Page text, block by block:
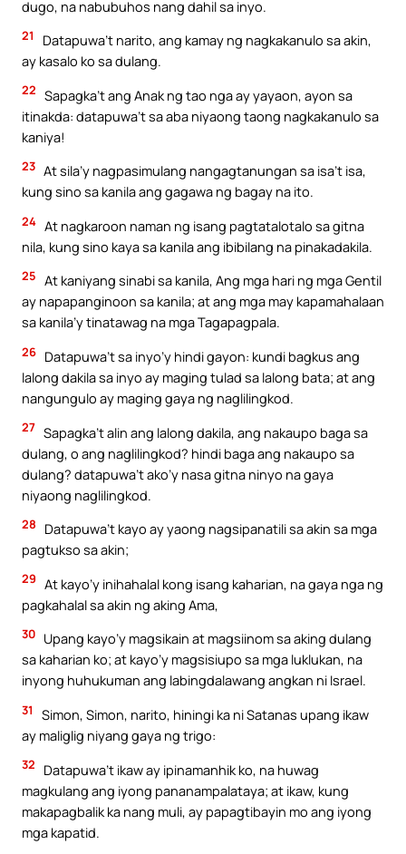
dugo, na nabubuhos nang dahil sa inyo.
21
Datapuwa’t narito, ang kamay ng nagkakanulo sa akin,
ay kasalo ko sa dulang.
22 Sapagka’t ang Anak ng tao nga ay yayaon, ayon sa
itinakda: datapuwa’t sa aba niyaong taong nagkakanulo sa
kaniya!
23 At sila’y nagpasimulang nangagtanungan sa isa’t isa,
kung sino sa kanila ang gagawa ng bagay na ito.
24 At nagkaroon naman ng isang pagtatalotalo sa gitna
nila, kung sino kaya sa kanila ang ibibilang na pinakadakila.
25 At kaniyang sinabi sa kanila, Ang mga hari ng mga Gentil
ay napapanginoon sa kanila; at ang mga may kapamahalaan
sa kanila’y tinatawag na mga Tagapagpala.
26 Datapuwa’t sa inyo’y hindi gayon: kundi bagkus ang
lalong dakila sa inyo ay maging tulad sa lalong bata; at ang
nangungulo ay maging gaya ng naglilingkod.
27 Sapagka’t alin ang lalong dakila, ang nakaupo baga sa
dulang, o ang naglilingkod? hindi baga ang nakaupo sa
dulang? datapuwa’t ako’y nasa gitna ninyo na gaya
niyaong naglilingkod.
28
Datapuwa’t kayo ay yaong nagsipanatili sa akin sa mga
pagtukso sa akin;
29 At kayo’y inihahalal kong isang kaharian, na gaya nga ng
pagkahalal sa akin ng aking Ama,
30 Upang kayo’y magsikain at magsiinom sa aking dulang
sa kaharian ko; at kayo’y magsisiupo sa mga luklukan, na
inyong huhukuman ang labingdalawang angkan ni Israel.
31
Simon, Simon, narito, hiningi ka ni Satanas upang ikaw
ay maliglig niyang gaya ng trigo:
32
Datapuwa’t ikaw ay ipinamanhik ko, na huwag
magkulang ang iyong pananampalataya; at ikaw, kung
makapagbalik ka nang muli, ay papagtibayin mo ang iyong
mga kapatid.